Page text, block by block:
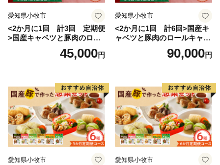
愛知県小牧市
<2か月に1回 計3回 定期便
>国産キャベツと豚肉のロー
ルキャベツ（6P入り）
45,000円
愛知県小牧市
<2か月に1回 計6回>国産キ
ャベツと豚肉のロールキャベ
90,000円
愛知県小牧市 愛知県小牧市